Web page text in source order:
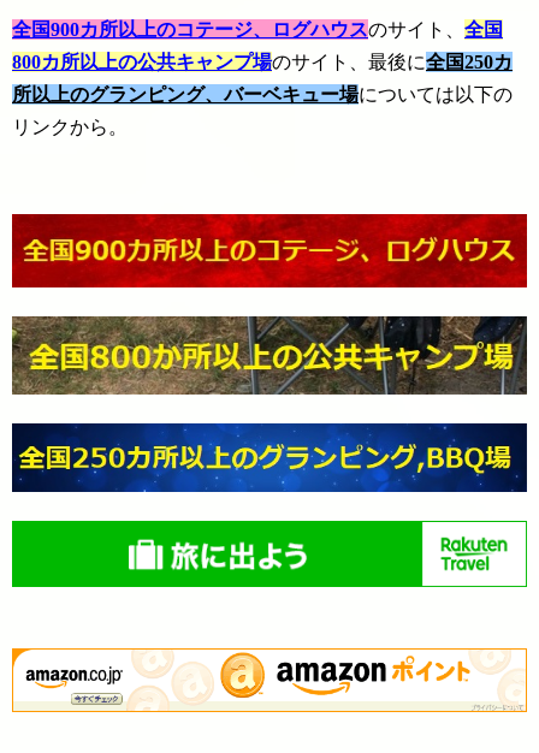
全国900カ所以上のコテージ、ログハウスのサイト、 全国
800カ所以上の公共キャンプ場のサイト、最後に全国250カ
所以上のグランピング、バーベキュー場については以下の
リンクから。